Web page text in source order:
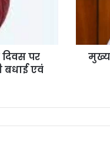
दिवस पर
बधाई एवं